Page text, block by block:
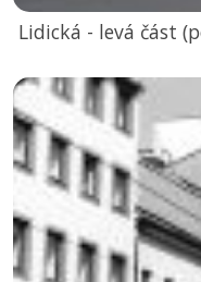
Lidická - levá část